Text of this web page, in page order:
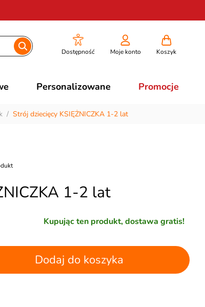
Dostępność Moje konto Koszyk
Personalizowane Promocje
/ Strój dziecięcy KSIĘŻNICZKA 1-2 lat
1-2 lat
Kupując ten produkt, dostawa gratis!
Dodaj do koszyka